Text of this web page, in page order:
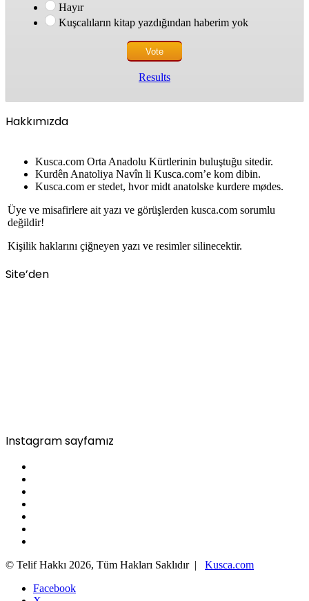
Hayır
Kuşcalıların kitap yazdığından haberim yok
Results
Hakkımızda
Kusca.com Orta Anadolu Kürtlerinin buluştuğu sitedir.
Kurdên Anatoliya Navîn li Kusca.com’e kom dibin.
Kusca.com er stedet, hvor midt anatolske kurdere mødes.
Üye ve misafirlere ait yazı ve görüşlerden kusca.com sorumlu
değildir!
Kişilik haklarını çiğneyen yazı ve resimler silinecektir.
Site’den
Instagram sayfamız
© Telif Hakkı 2026, Tüm Hakları Saklıdır | Kusca.com
Facebook